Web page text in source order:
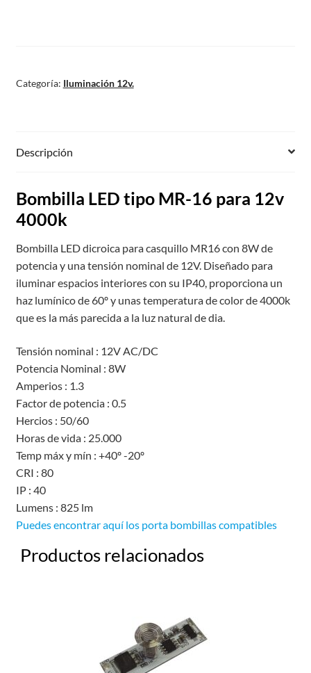
Categoría: Iluminación 12v.
Descripción
Bombilla LED tipo MR-16 para 12v
4000k
Bombilla LED dicroica para casquillo MR16 con 8W de
potencia y una tensión nominal de 12V. Diseñado para
iluminar espacios interiores con su IP40, proporciona un
haz lumínico de 60º y unas temperatura de color de 4000k
que es la más parecida a la luz natural de dia.
Tensión nominal : 12V AC/DC
Potencia Nominal : 8W
Amperios : 1.3
Factor de potencia : 0.5
Hercios : 50/60
Horas de vida : 25.000
Temp máx y mín : +40º -20º
CRI : 80
IP : 40
Lumens : 825 lm
Puedes encontrar aquí los porta bombillas compatibles
Productos relacionados